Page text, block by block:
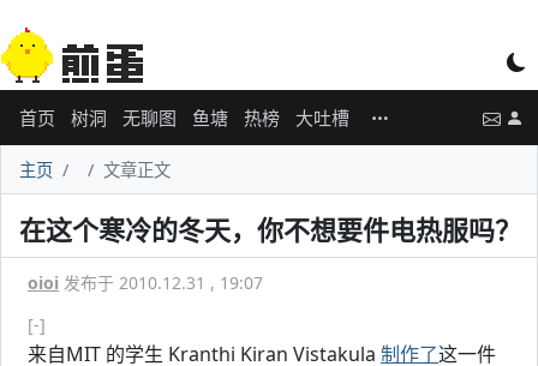
首页 树洞 无聊图 鱼塘 热榜 大吐槽
主页 文章正文
在这个寒冷的冬天，你不想要件电热服吗？
oioi 发布于 2010.12.31 , 19:07
[-]
来自MIT 的学生 Kranthi Kiran Vistakula 制作了这一件